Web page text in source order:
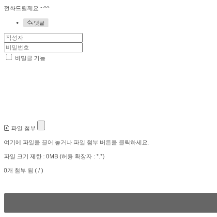
전화드릴께요 ~^^
댓글
비밀글 기능
파일 첨부
여기에 파일을 끌어 놓거나 파일 첨부 버튼을 클릭하세요.
파일 크기 제한 : 0MB (허용 확장자 : *.*)
0개 첨부 됨 ( /)